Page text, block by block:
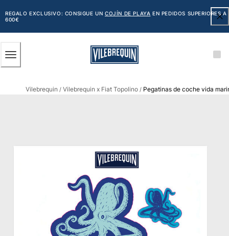
AL
CONTENIDO
PRINCIPAL
REGALO EXCLUSIVO: CONSIGUE UNCOJÍN DE PLAYA EN PEDIDOS SUPERIORES A
600€
Ver todo Hombre
Clásico ultra ligero
Bordados Edición Numerada
Cintura plana
Clásico corto
Clásico largo
Camiseta de baño
Vilebrequin / Vilebrequin x Fiat Topolino / Pegatinas de coche vida